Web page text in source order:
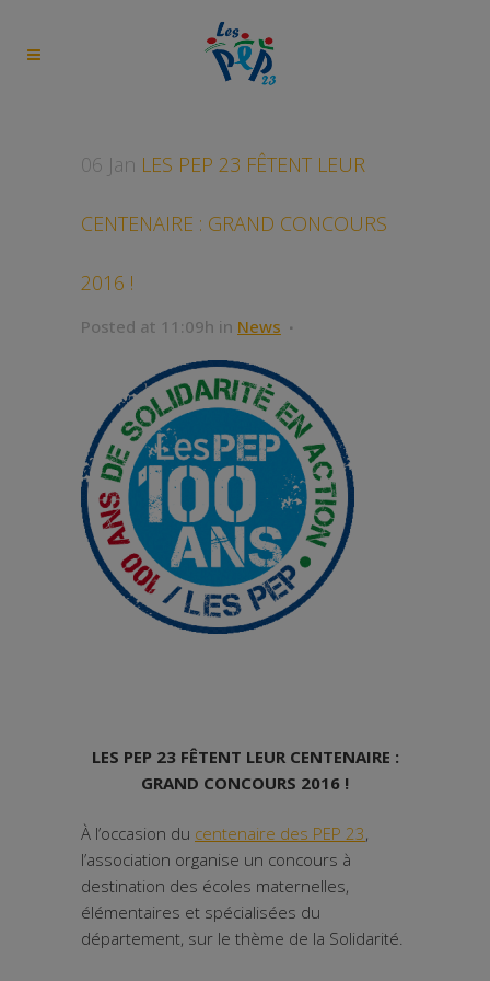
06 Jan LES PEP 23 FÊTENT LEUR
CENTENAIRE : GRAND CONCOURS
2016 !
Posted at 11:09h in News
LES PEP 23 FÊTENT LEUR CENTENAIRE :
GRAND CONCOURS 2016 !
À l’occasion du centenaire des PEP 23,
l’association organise un concours à
destination des écoles maternelles,
élémentaires et spécialisées du
département, sur le thème de la Solidarité.